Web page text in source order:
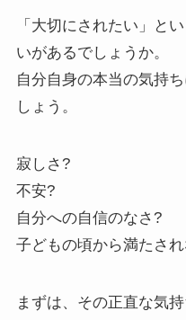
「大切にされたい」と
いがあるでしょうか。
自分自身の本当の気持
しょう。
寂しさ?
不安?
自分への自信のなさ?
子どもの頃から満たさ
まずは、その正直な気